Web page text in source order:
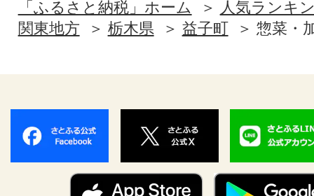
「ふるさと納税」ホーム
人気ランキ
関東地方
栃木県 益子町 惣菜・